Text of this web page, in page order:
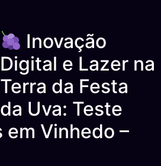
Inovação
Digital e Lazer na
Terra da Festa
da Uva: Teste
em Vinhedo –